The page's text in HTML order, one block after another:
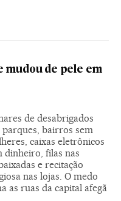
mudou de pele em
de desabrigados
parques, bairros sem
caixas eletrônicos
dinheiro, filas nas
e recitação
nas lojas. O medo
as ruas da capital afegã